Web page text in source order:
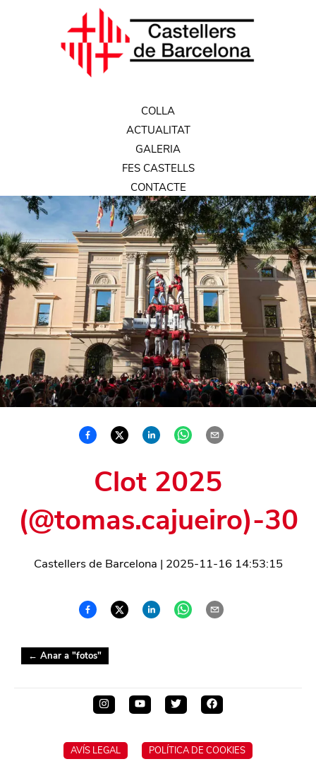
COLLA
ACTUALITAT
GALERIA
FES CASTELLS
CONTACTE
Clot 2025
(@tomas.cajueiro)-30
Castellers de Barcelona | 2025-11-16 14:53:15
← Anar a "fotos"
AVÍS LEGAL POLÍTICA DE COOKIES